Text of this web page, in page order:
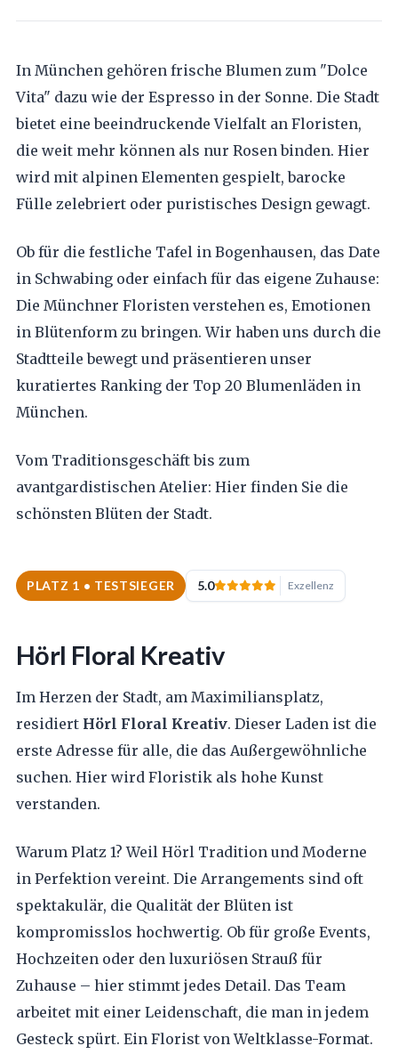
In München gehören frische Blumen zum "Dolce
Vita" dazu wie der Espresso in der Sonne. Die Stadt
bietet eine beeindruckende Vielfalt an Floristen,
die weit mehr können als nur Rosen binden. Hier
wird mit alpinen Elementen gespielt, barocke
Fülle zelebriert oder puristisches Design gewagt.
Ob für die festliche Tafel in Bogenhausen, das Date
in Schwabing oder einfach für das eigene Zuhause:
Die Münchner Floristen verstehen es, Emotionen
in Blütenform zu bringen. Wir haben uns durch die
Stadtteile bewegt und präsentieren unser
kuratiertes Ranking der Top 20 Blumenläden in
München.
Vom Traditionsgeschäft bis zum
avantgardistischen Atelier: Hier finden Sie die
schönsten Blüten der Stadt.
PLATZ 1 • TESTSIEGER 5.0 Exzellenz
Hörl Floral Kreativ
Im Herzen der Stadt, am Maximiliansplatz,
residiert Hörl Floral Kreativ. Dieser Laden ist die
erste Adresse für alle, die das Außergewöhnliche
suchen. Hier wird Floristik als hohe Kunst
verstanden.
Warum Platz 1? Weil Hörl Tradition und Moderne
in Perfektion vereint. Die Arrangements sind oft
spektakulär, die Qualität der Blüten ist
kompromisslos hochwertig. Ob für große Events,
Hochzeiten oder den luxuriösen Strauß für
Zuhause – hier stimmt jedes Detail. Das Team
arbeitet mit einer Leidenschaft, die man in jedem
Gesteck spürt. Ein Florist von Weltklasse-Format.